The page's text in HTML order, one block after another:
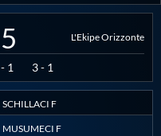
5 L'Ekipe Orizzonte
- 1 3 - 1
SCHILLACI F
MUSUMECI F